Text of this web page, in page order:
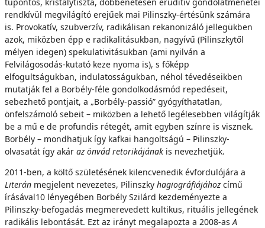
rendkívül megvilágító erejűek mai Pilinszky-értésünk számára
is. Provokatív, szubverzív, radikálisan rekanonizáló jellegükben
azok, miközben épp e radikalitásukban, nagyívű (Pilinszkytől
mélyen idegen) spekulativitásukban (ami nyilván a
Felvilágosodás-kutató keze nyoma is), s főképp
elfogultságukban, indulatosságukban, néhol tévedéseikben
mutatják fel a Borbély-féle gondolkodásmód repedéseit,
sebezhető pontjait, a „Borbély-passió” gyógyíthatatlan,
önfelszámoló sebeit – miközben a lehető legélesebben világítják
be a mű e de profundis rétegét, amit egyben színre is visznek.
Borbély – mondhatjuk így kafkai hangoltságú – Pilinszky-
olvasatát így akár az önvád retorikájának is nevezhetjük.
2011-ben, a költő születésének kilencvenedik évfordulójára a
Literán megjelent nevezetes, Pilinszky hagiográfiájához című
írásával10 lényegében Borbély Szilárd kezdeményezte a
Pilinszky-befogadás megmerevedett kultikus, rituális jellegének
radikális lebontását. Ezt az irányt megalapozta a 2008-asA